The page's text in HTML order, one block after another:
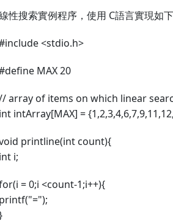
性搜索實例程序，使用 C語言實現如下
<stdio.h>
MAX 20
array of items on which linear
int intArray[MAX] =
printline(int count){
int i;
= 0;i <count-1;i++){
printf("=");